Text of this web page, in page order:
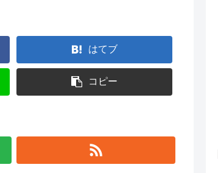
はてブ
コピー